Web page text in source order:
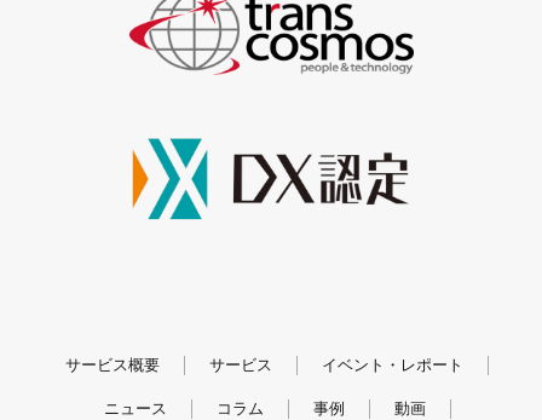
サービス概要 サービス イベント・レポート
ニュース コラム 事例 動画